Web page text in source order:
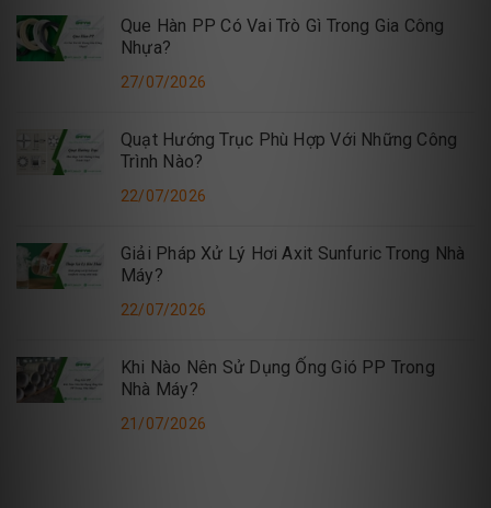
Que Hàn PP Có Vai Trò Gì Trong Gia Công
Nhựa?
27/07/2026
Quạt Hướng Trục Phù Hợp Với Những Công
Trình Nào?
22/07/2026
Giải Pháp Xử Lý Hơi Axit Sunfuric Trong Nhà
Máy?
22/07/2026
Khi Nào Nên Sử Dụng Ống Gió PP Trong
Nhà Máy?
21/07/2026